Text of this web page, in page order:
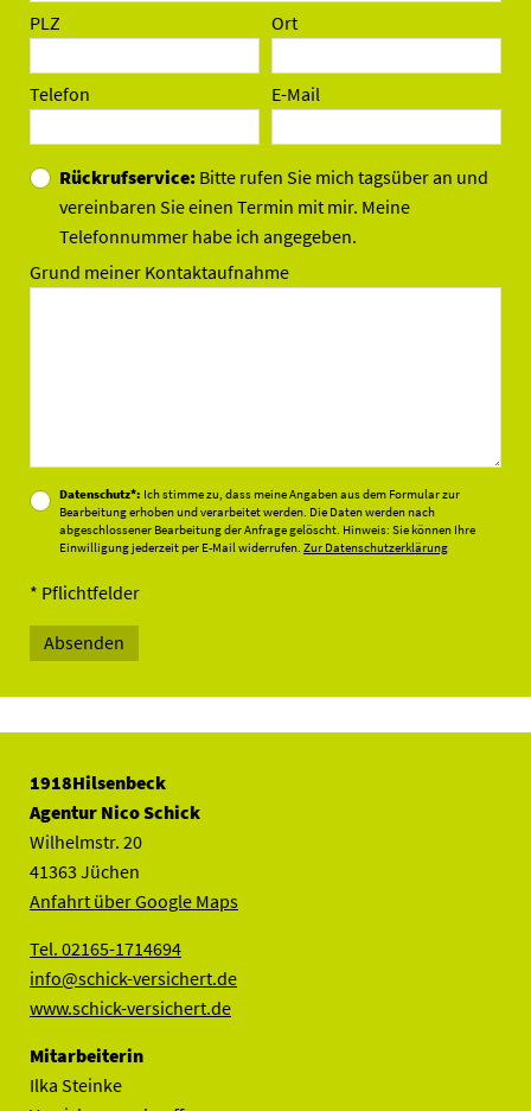
PLZ Ort
Telefon E-Mail
Rückrufservice: Bitte rufen Sie mich tagsüber an und
vereinbaren Sie einen Termin mit mir. Meine
Telefonnummer habe ich angegeben.
Grund meiner Kontaktaufnahme
Datenschutz*: Ich stimme zu, dass meine Angaben aus dem Formular zur
Bearbeitung erhoben und verarbeitet werden. Die Daten werden nach
abgeschlossener Bearbeitung der Anfrage gelöscht. Hinweis: Sie können Ihre
Einwilligung jederzeit per E-Mail widerrufen. Zur Datenschutzerklärung
* Pflichtfelder
1918Hilsenbeck
Agentur Nico Schick
Wilhelmstr. 20
41363 Jüchen
Anfahrt über Google Maps
Tel. 02165-1714694
info@schick-versichert.de
www.schick-versichert.de
Mitarbeiterin
Ilka Steinke